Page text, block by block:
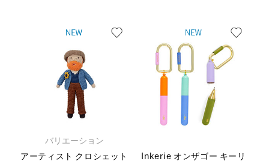
バリエーション
アーティスト クロシェット
Inkerie オンザゴー キーリ